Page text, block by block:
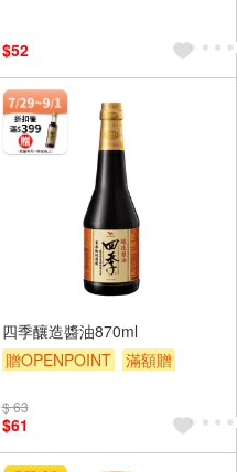
$52
四季釀造醬油870ml
贈OPENPOINT
滿額贈
$ 63
$61